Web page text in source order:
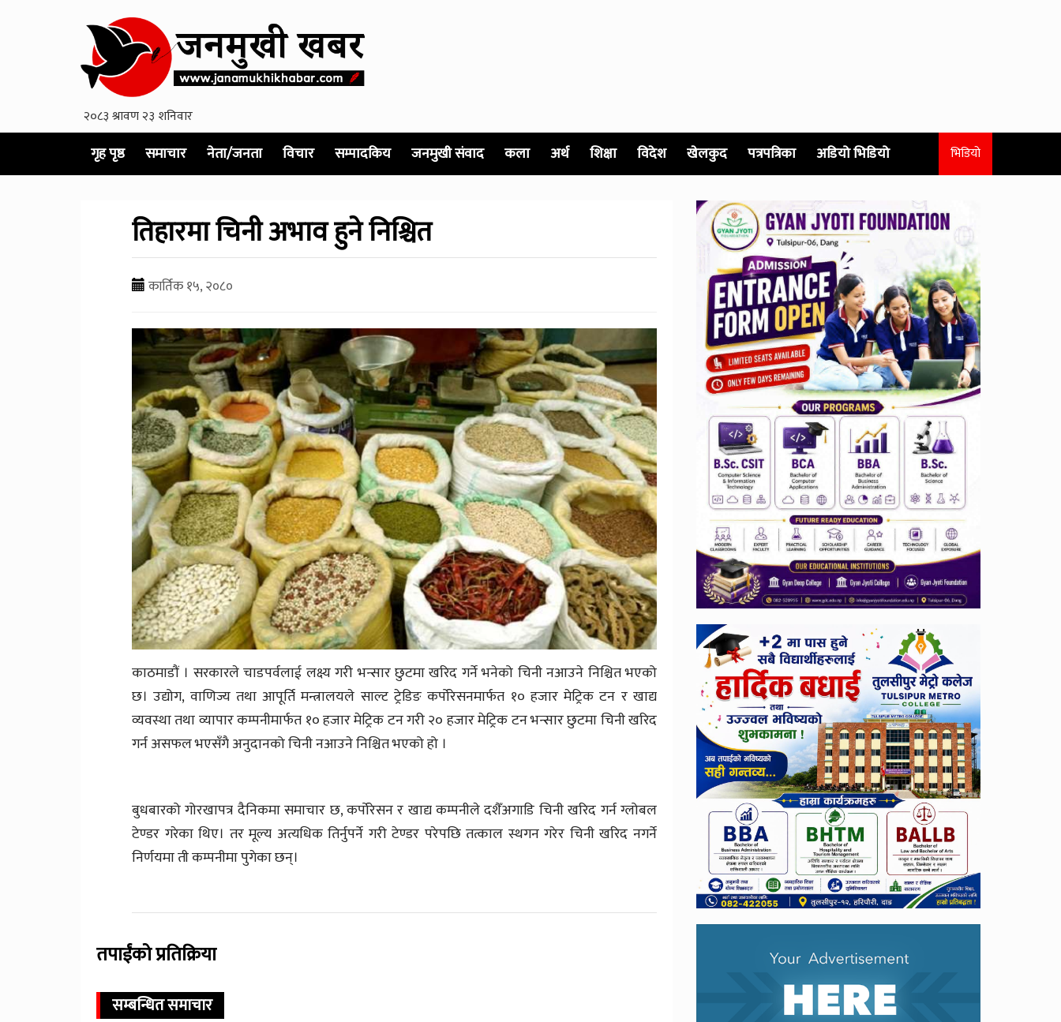
गृह पृष्ठ समाचार नेता/जनता विचार सम्पादकिय जनमुखी संवाद कला अर्थ शिक्षा विदेश खेलकुद पत्रपत्रिका अडियो भिडियो भिडियो
तिहारमा चिनी अभाव हुने निश्चित
कार्तिक १५, २०८०
काठमाडौं । सरकारले चाडपर्वलाई लक्ष्य गरी भन्सार छुटमा खरिद गर्ने भनेको चिनी नआउने निश्चित भएको
छ। उद्योग, वाणिज्य तथा आपूर्ति मन्त्रालयले साल्ट ट्रेडिङ कर्पोरेसनमार्फत १० हजार मेट्रिक टन र खाद्य
व्यवस्था तथा व्यापार कम्पनीमार्फत १० हजार मेट्रिक टन गरी २० हजार मेट्रिक टन भन्सार छुटमा चिनी खरिद
गर्न असफल भएसँगै अनुदानको चिनी नआउने निश्चित भएको हो ।
बुधबारको गोरखापत्र दैनिकमा समाचार छ, कर्पोरेसन र खाद्य कम्पनीले दशैँअगाडि चिनी खरिद गर्न ग्लोबल
टेण्डर गरेका थिए। तर मूल्य अत्यधिक तिर्नुपर्ने गरी टेण्डर परेपछि तत्काल स्थगन गरेर चिनी खरिद नगर्ने
निर्णयमा ती कम्पनीमा पुगेका छन्।
तपाईंको प्रतिक्रिया
सम्बन्धित समाचार